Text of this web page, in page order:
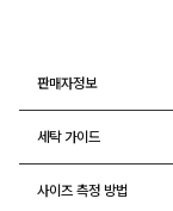
판매자정보
세탁 가이드
사이즈 측정 방법